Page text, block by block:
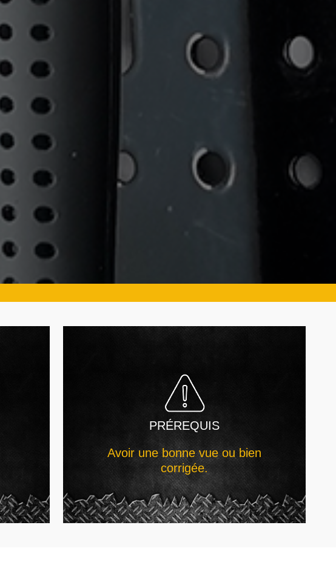
PRÉREQUIS
Avoir une bonne vue ou bien
corrigée.